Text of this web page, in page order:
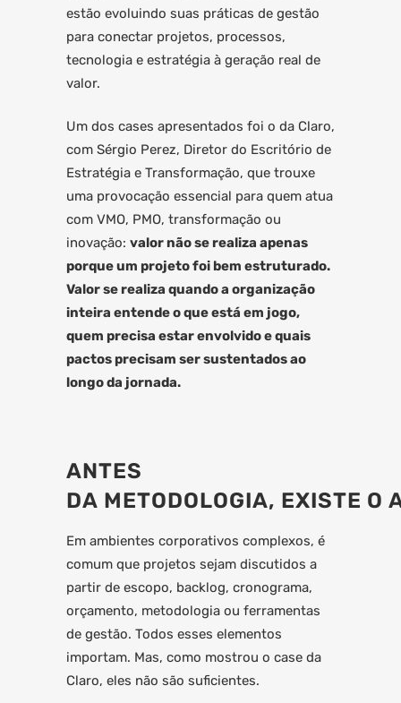
estão evoluindo suas práticas de gestão
para conectar projetos, processos,
tecnologia e estratégia à geração real de
valor.
Um dos cases apresentados foi o da Claro,
com Sérgio Perez, Diretor do Escritório de
Estratégia e Transformação, que trouxe
uma provocação essencial para quem atua
com VMO, PMO, transformação ou
inovação: valor não se realiza apenas
porque um projeto foi bem estruturado.
Valor se realiza quando a organização
inteira entende o que está em jogo,
quem precisa estar envolvido e quais
pactos precisam ser sustentados ao
longo da jornada.
ANTES
DA METODOLOGIA, EXISTE O
Em ambientes corporativos complexos, é
comum que projetos sejam discutidos a
partir de escopo, backlog, cronograma,
orçamento, metodologia ou ferramentas
de gestão. Todos esses elementos
importam. Mas, como mostrou o case da
Claro, eles não são suficientes.